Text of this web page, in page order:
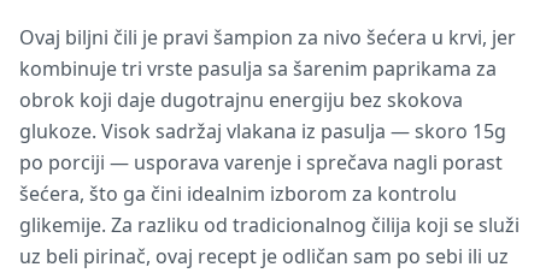
Ovaj biljni čili je pravi šampion za nivo šećera u krvi, jer
kombinuje tri vrste pasulja sa šarenim paprikama za
obrok koji daje dugotrajnu energiju bez skokova
glukoze. Visok sadržaj vlakana iz pasulja — skoro 15g
po porciji — usporava varenje i sprečava nagli porast
šećera, što ga čini idealnim izborom za kontrolu
glikemije. Za razliku od tradicionalnog čilija koji se služi
uz beli pirinač, ovaj recept je odličan sam po sebi ili uz